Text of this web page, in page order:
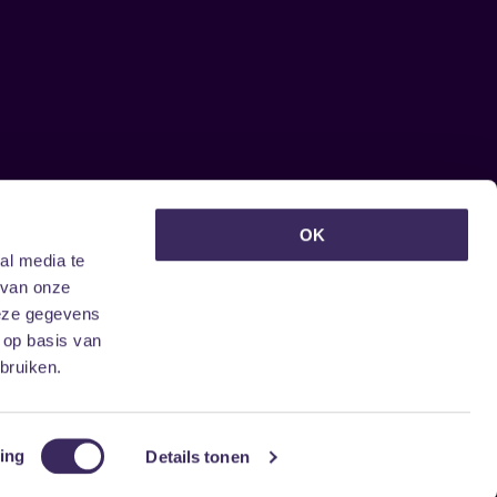
media te
onze
gegevens
basis van
Details tonen
OK
ontvangen?